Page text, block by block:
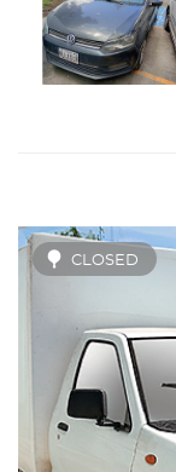
CLOSED